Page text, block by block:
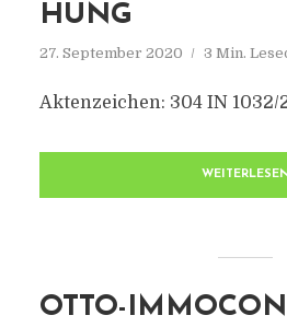
HUNG
27. September 2020 3 Min.
Aktenzeichen: 304 IN 1032/
WEITERLESEN
OTTO-